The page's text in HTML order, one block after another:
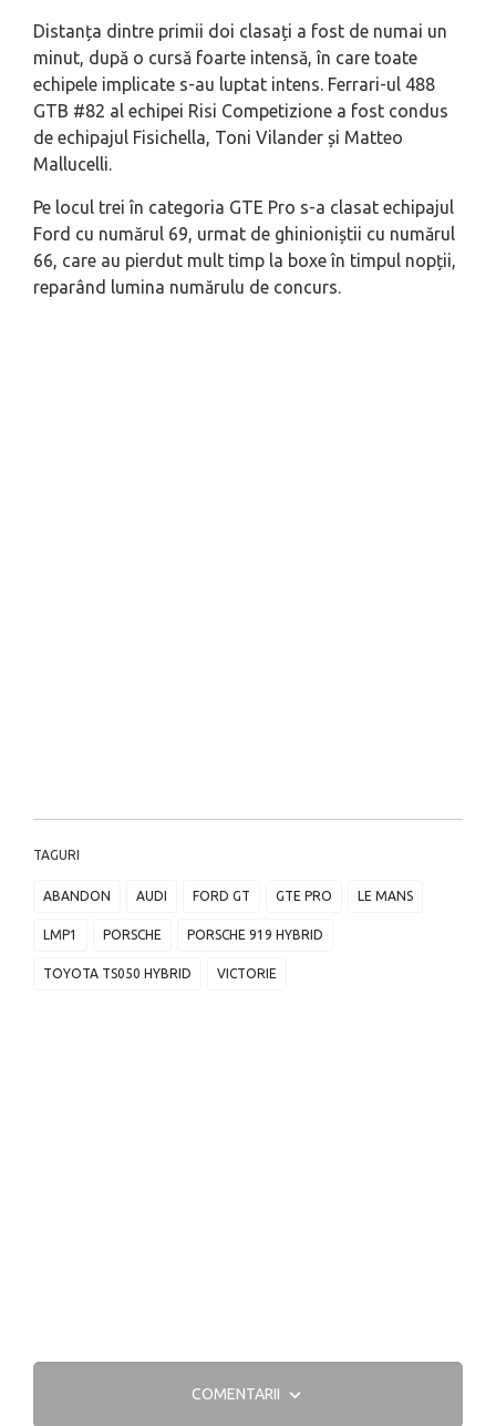
Distanța dintre primii doi clasați a fost de numai un
minut, după o cursă foarte intensă, în care toate
echipele implicate s-au luptat intens. Ferrari-ul 488
GTB #82 al echipei Risi Competizione a fost condus
de echipajul Fisichella, Toni Vilander și Matteo
Mallucelli.
Pe locul trei în categoria GTE Pro s-a clasat echipajul
Ford cu numărul 69, urmat de ghinioniștii cu numărul
66, care au pierdut mult timp la boxe în timpul nopții,
reparând lumina numărulu de concurs.
TAGURI
ABANDON AUDI FORD GT GTE PRO LE MANS
LMP1 PORSCHE PORSCHE 919 HYBRID
TOYOTA TS050 HYBRID VICTORIE
COMENTARII